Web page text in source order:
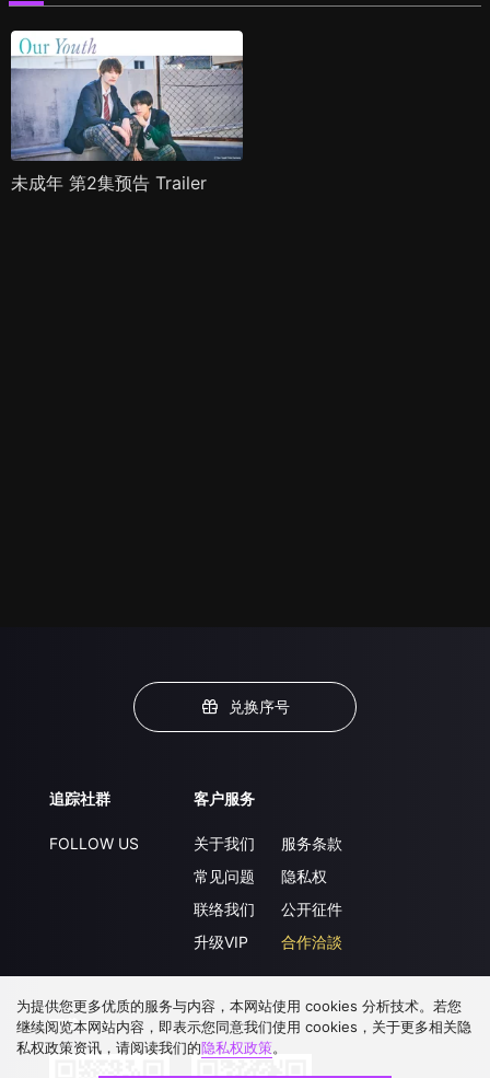
未成年 第2集预告 Trailer
兑换序号
追踪社群
FOLLOW US
客户服务
关于我们
常见问题
联络我们
升级VIP
服务条款
隐私权
公开征件
合作洽談
下载 APP
为提供您更多优质的服务与内容，本网站使用 cookies 分析技术。若您
继续阅览本网站内容，即表示您同意我们使用 cookies，关于更多相关隐
私权政策资讯，请阅读我们的隐私权政策。